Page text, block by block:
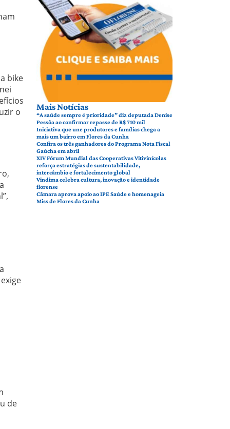
bike
o
de
Mais Notícias
“A saúde sempre é prioridade” diz deputada Denise
Pessôa ao confirmar repasse de R$ 710 mil
Iniciativa que une produtores e famílias chega a
mais um bairro em Flores da Cunha
Confira os três ganhadores do Programa Nota Fiscal
Gaúcha em abril
XIV Fórum Mundial das Cooperativas Vitivinícolas
reforça estratégias de sustentabilidade,
intercâmbio e fortalecimento global
Vindima celebra cultura, inovação e identidade
florense
Câmara aprova apoio ao IPE Saúde e homenageia
Miss de Flores da Cunha